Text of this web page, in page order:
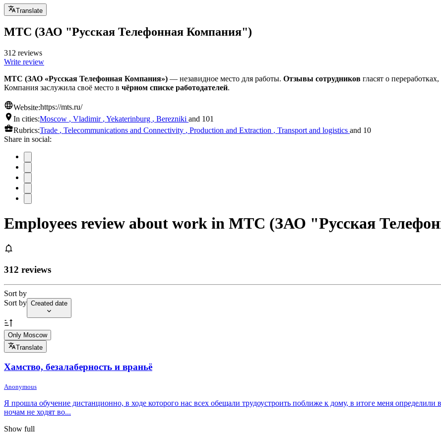
Translate
МТС (ЗАО "Русская Телефонная Компания")
312 reviews
Write review
МТС (ЗАО «Русская Телефонная Компания») — незавидное место для работы. Отзывы сотрудников гласят о
Компания заслужила своё место в чёрном списке работодателей.
Website:https://mts.ru/
In cities:Moscow ,Vladimir ,Yekaterinburg ,Bereznikiand 101
Rubrics:Trade ,Telecommunications and Connectivity ,Production and Extraction ,Transport and logisticsand 10
Share in social:
Employees review about work in МТС (ЗАО "Русская
312 reviews
Sort by
Sort by Created date
Only Moscow
Translate
Хамство, безалаберность и враньё
Anonymous
Я прошла обучение дистанционно, в ходе которого нас всех обещали трудоустроить поближе к дому, в итоге меня
ночам не ходят во...
Show full